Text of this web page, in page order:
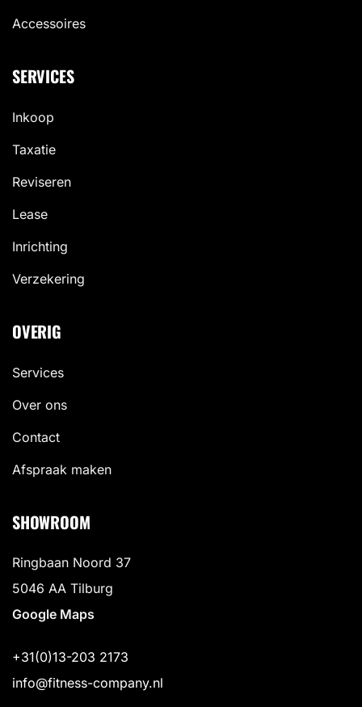
Accessoires
SERVICES
Inkoop
Taxatie
Reviseren
Lease
Inrichting
Verzekering
OVERIG
Services
Over ons
Contact
Afspraak maken
SHOWROOM
Ringbaan Noord 37
5046 AA Tilburg
Google Maps
+31(0)13-203 2173
info@fitness-company.nl